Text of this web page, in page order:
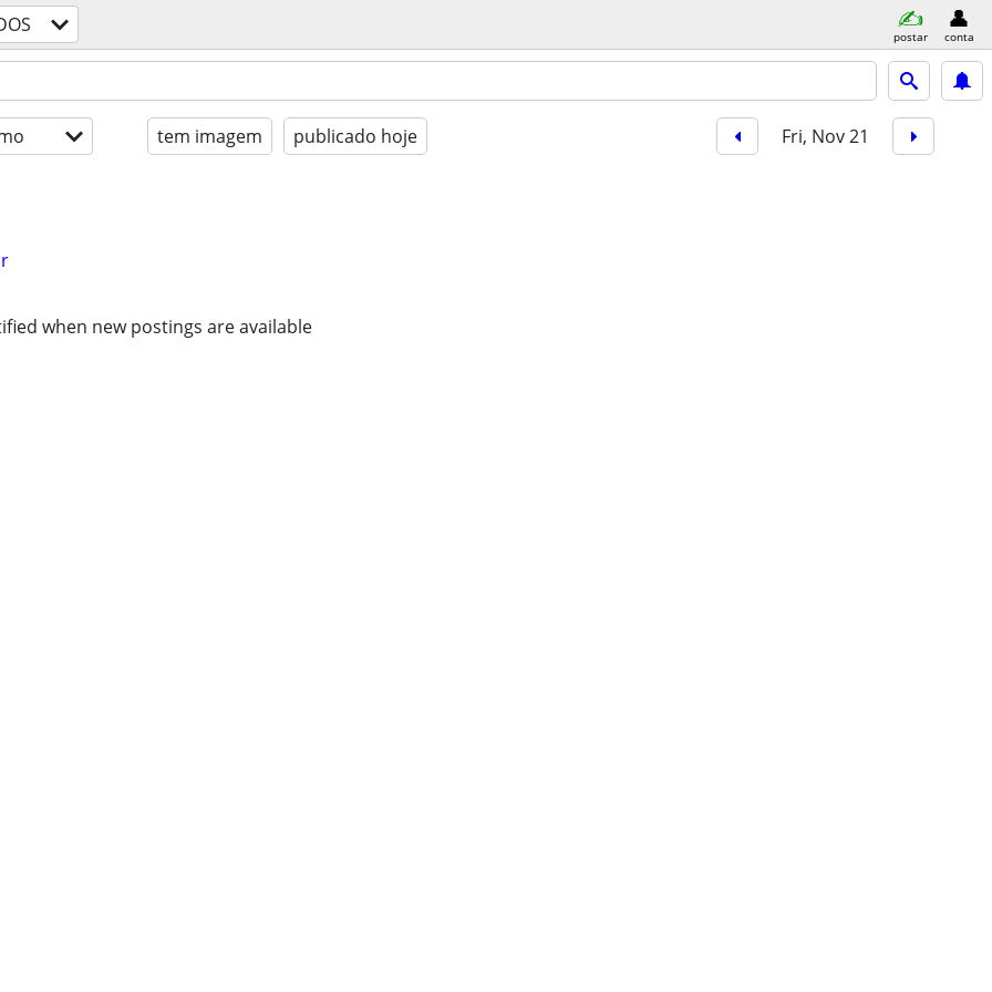
postar conta
tem imagem publicado hoje Fri, Nov 21
when new postings are available